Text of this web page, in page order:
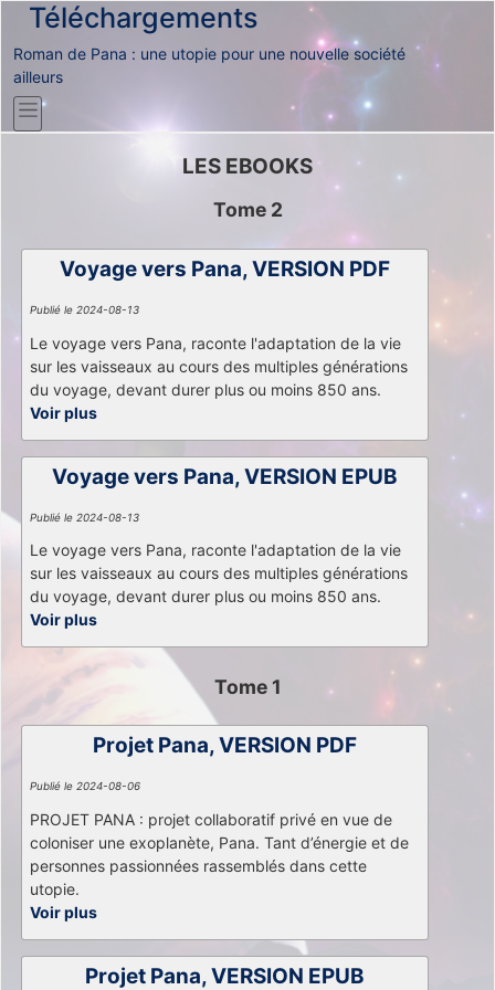
Téléchargements
Roman de Pana : une utopie pour une nouvelle société
ailleurs
LES EBOOKS
Tome 2
Voyage vers Pana, VERSION PDF
Publié le 2024-08-13
Le voyage vers Pana, raconte l'adaptation de la vie
sur les vaisseaux au cours des multiples générations
du voyage, devant durer plus ou moins 850 ans.
Voir plus
Voyage vers Pana, VERSION EPUB
Publié le 2024-08-13
Le voyage vers Pana, raconte l'adaptation de la vie
sur les vaisseaux au cours des multiples générations
du voyage, devant durer plus ou moins 850 ans.
Voir plus
Tome 1
Projet Pana, VERSION PDF
Publié le 2024-08-06
PROJET PANA : projet collaboratif privé en vue de
coloniser une exoplanète, Pana. Tant d’énergie et de
personnes passionnées rassemblés dans cette
utopie.
Voir plus
Projet Pana, VERSION EPUB